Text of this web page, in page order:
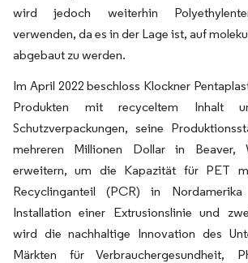
wird jedoch weiterhin
verwenden, da es in der Lage ist, auf
abgebaut zu werden.
Im April 2022 beschloss Klockner
Produkten mit recyceltem Inhalt
Schutzverpackungen, seine
mehreren Millionen Dollar in Beaver,
erweitern, um die Kapazität für PET
Recyclinganteil (PCR) in
Installation einer Extrusionslinie und
wird die nachhaltige Innovation des
Märkten für Verbrauchergesundheit,